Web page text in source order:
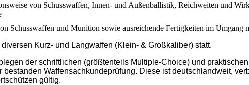
von Schusswaffen, Innen- und Außenballistik, Reichweiten und
Schusswaffen und Munition sowie ausreichende Fertigkeiten im Umgang
Kurz- und Langwaffen (Klein- & Großkaliber) statt.
der schriftlichen (größtenteils Multiple-Choice) und
bestanden Waffensachkundeprüfung. Diese ist deutschlandweit,
gültig.